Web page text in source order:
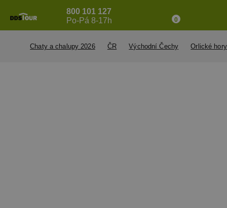
800 101 127
Po-Pá 8-17h
0
Chaty a chalupy 2026 ČR Východní Čechy Orlické hory